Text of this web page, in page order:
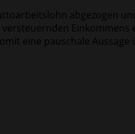
abgezogen
eine pauschale